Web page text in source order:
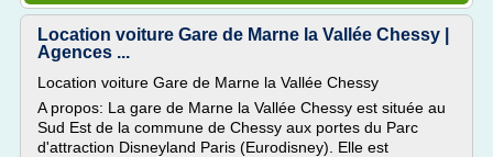
Location voiture Gare de Marne la Vallée Chessy |
Agences ...
Location voiture Gare de Marne la Vallée Chessy
A propos: La gare de Marne la Vallée Chessy est située au
Sud Est de la commune de Chessy aux portes du Parc
d'attraction Disneyland Paris (Eurodisney). Elle est